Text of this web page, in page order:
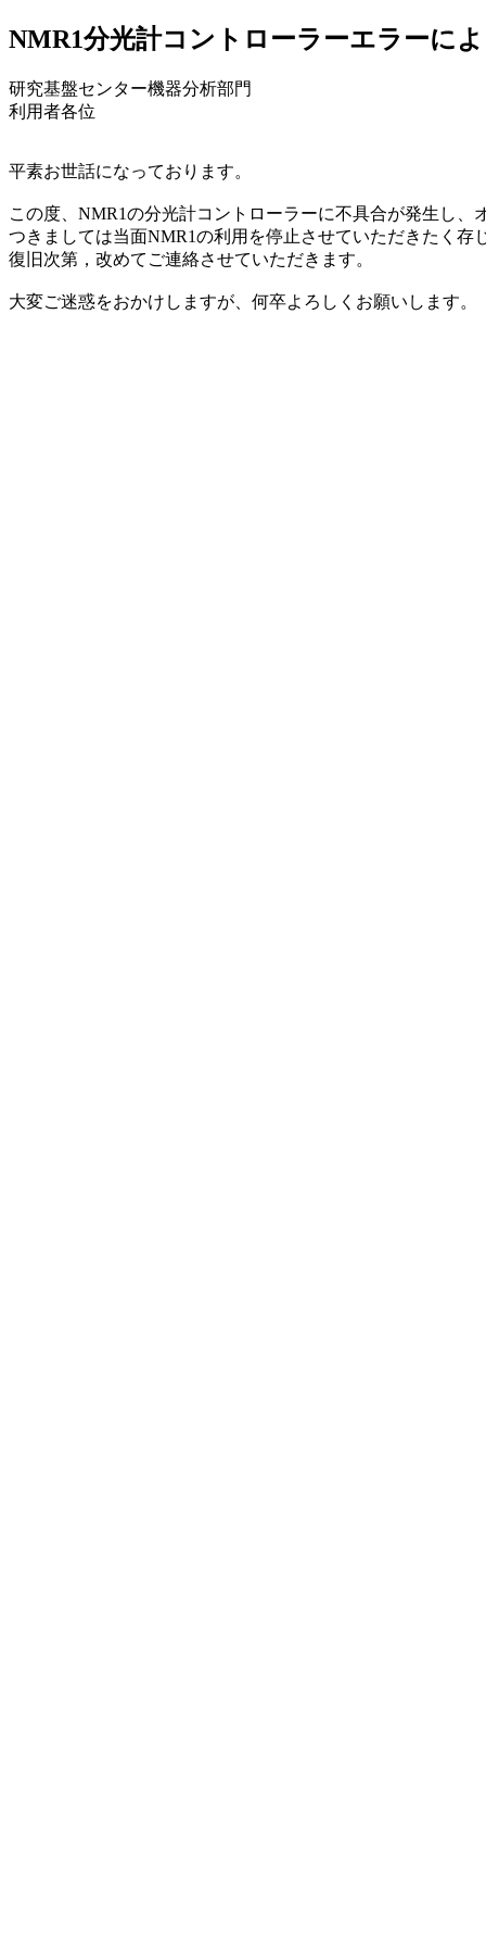
NMR1分光計コントローラーエラーに
研究基盤センター機器分析部門
利用者各位
平素お世話になっております。
この度、NMR1の分光計コントローラーに不具合が発生し
つきましては当面NMR1の利用を停止させていただきたく存
復旧次第，改めてご連絡させていただきます。
大変ご迷惑をおかけしますが、何卒よろしくお願いします。